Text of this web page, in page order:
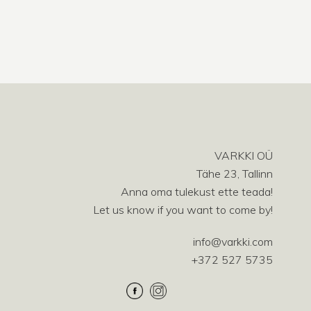
VARKKI OÜ
Tähe 23, Tallinn
Anna oma tulekust ette teada!
Let us know if you want to come by!
info@varkki.com
+372 527 5735